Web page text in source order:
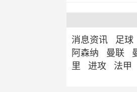
消息资讯 足球
阿森纳
曼联
里
进攻 法甲